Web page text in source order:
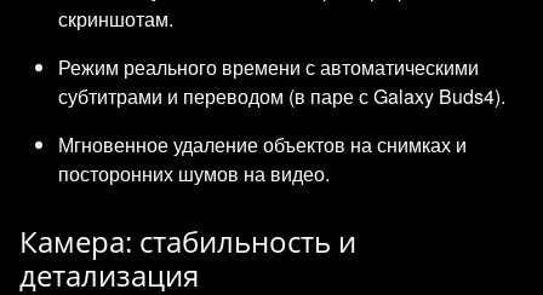
скриншотам.
Режим реального времени с автоматическими
субтитрами и переводом (в паре с Galaxy Buds4).
Мгновенное удаление объектов на снимках и
посторонних шумов на видео.
Камера: стабильность и
детализация